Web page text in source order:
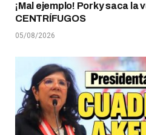
¡Mal ejemplo! Porky saca la
CENTRÍFUGOS
05/08/2026